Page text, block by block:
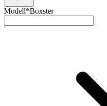
Modell*Boxster